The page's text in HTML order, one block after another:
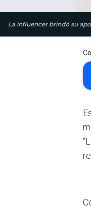
La influencer brindó su